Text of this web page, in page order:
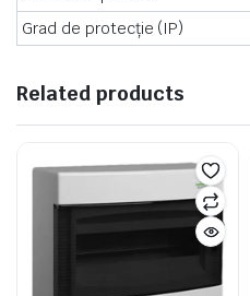
Grad de protecție (IP)
Related products